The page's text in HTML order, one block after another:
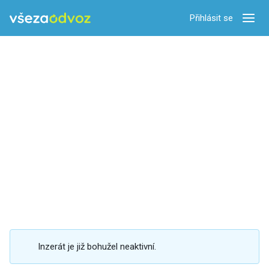
Přihlásit se
Inzerát je již bohužel neaktivní.